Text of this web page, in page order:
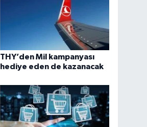
THY’den Mil kampanyası
hediye eden de kazanacak